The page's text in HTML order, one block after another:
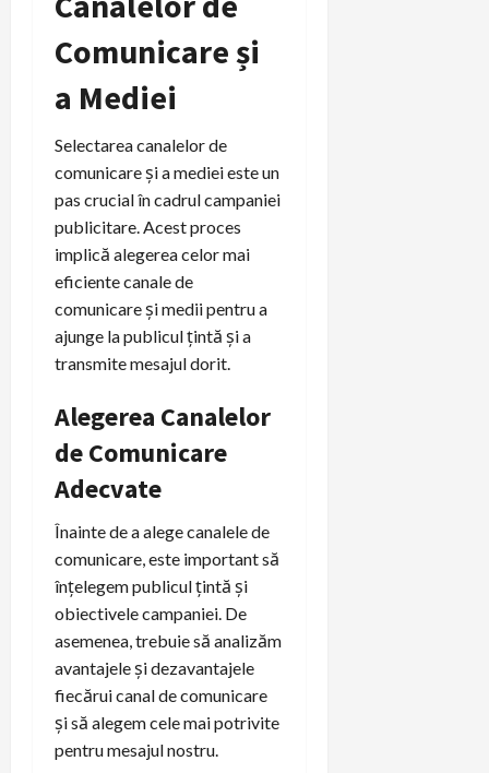
Comunicare și
a Mediei
Selectarea canalelor de
comunicare și a mediei este un
pas crucial în cadrul campaniei
publicitare. Acest proces
implică alegerea celor mai
eficiente canale de
comunicare și medii pentru a
ajunge la publicul țintă și a
transmite mesajul dorit.
Alegerea Canalelor
de Comunicare
Adecvate
Înainte de a alege canalele de
comunicare, este important să
înțelegem publicul țintă și
obiectivele campaniei. De
asemenea, trebuie să analizăm
avantajele și dezavantajele
fiecărui canal de comunicare
și să alegem cele mai potrivite
pentru mesajul nostru.